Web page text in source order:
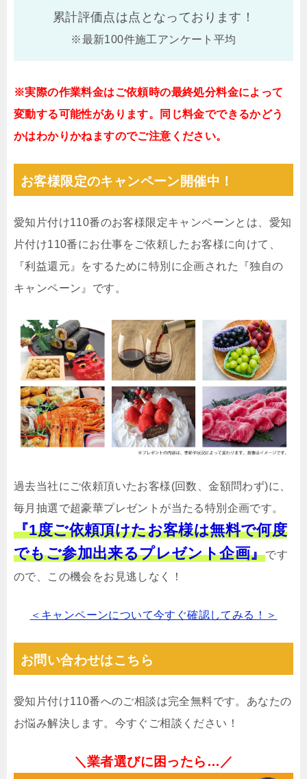
累計評価点は点となっております！
※最新100件施工アンケート平均
※実際の作業料金はご依頼時の最終処分料金によって
変動する可能性があります。同じ料金でできるかどう
かはわかりかねますのでご注意ください。
お客様限定のキャンペーン開催中！
愛知片付け110番のお客様限定キャンペーンとは、愛知
片付け110番にお仕事をご依頼したお客様に向けて、
『利益還元』をするために特別に企画された『独自の
キャンペーン』です。
過去当社にご依頼頂いたお客様(回数、金額問わず)に、
毎月抽選で超豪華プレゼントが当たる特別企画です。
『1度ご依頼頂けたお客様は無料で何度
でもご参加出来るプレゼント企画』です
ので、この機会をお見逃しなく！
＜キャンペーンについて今すぐ確認してみる！＞
お問い合わせはこちら
愛知片付け110番へのご相談は完全無料です。あなたの
お悩み解決します。今すぐご相談ください！
＼業者選びに困ったら…／